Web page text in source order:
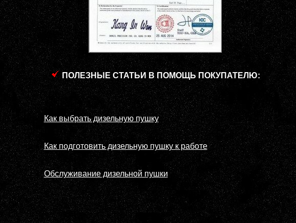
ПОЛЕЗНЫЕ СТАТЬИ В ПОМОЩЬ ПОКУПАТЕЛЮ:
Как выбрать дизельную пушку
Как подготовить дизельную пушку к работе
Обслуживание дизельной пушки